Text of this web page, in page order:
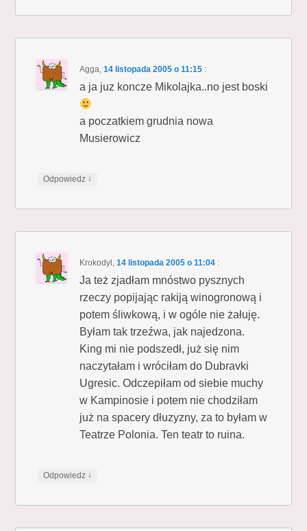
Agga,14 listopada 2005 o 11:15 :
a ja juz koncze Mikolajka..no jest boski
a poczatkiem grudnia nowa
Musierowicz
Odpowiedz ↓
Krokodyl ,14 listopada 2005 o 11:04 :
Ja też zjadłam mnóstwo pysznych
rzeczy popijając rakiją winogronową i
potem śliwkową, i w ogóle nie żałuję.
Byłam tak trzeźwa, jak najedzona.
King mi nie podszedł, już się nim
naczytałam i wróciłam do Dubravki
Ugresic. Odczepiłam od siebie muchy
w Kampinosie i potem nie chodziłam
już na spacery dłuzyzny, za to byłam w
Teatrze Polonia. Ten teatr to ruina.
Odpowiedz ↓